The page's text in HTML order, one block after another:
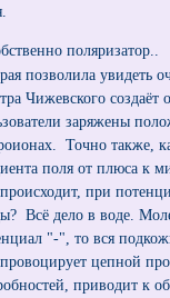
позволила увидеть
Чижевского создаёт
заряжены
Точно также,
поля от плюса к
при
Всё дело в воде.
"-", то вся
цепной
приводит к